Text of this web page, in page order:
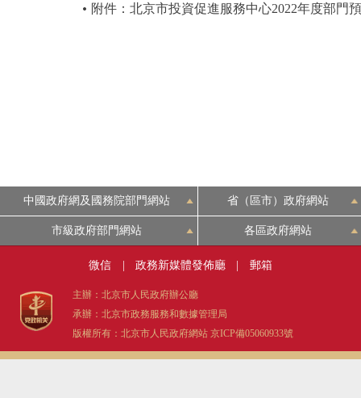
附件：北京市投資促進服務中心2022年度部門
中國政府網及國務院部門網站 省（區市）政府網站
市級政府部門網站 各區政府網站
微信 政務新媒體發佈廳 郵箱
主辦：北京市人民政府辦公廳
承辦：北京市政務服務和數據管理局
版權所有：北京市人民政府網站 京ICP備05060933號